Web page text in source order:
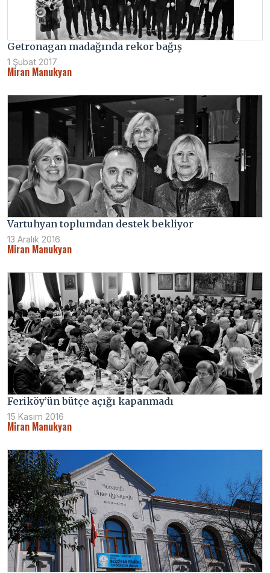
Getronagan madağında rekor bağış
1 Şubat 2017
Miran Manukyan
Vartuhyan toplumdan destek bekliyor
13 Aralık 2016
Miran Manukyan
Feriköy’ün bütçe açığı kapanmadı
15 Kasım 2016
Miran Manukyan